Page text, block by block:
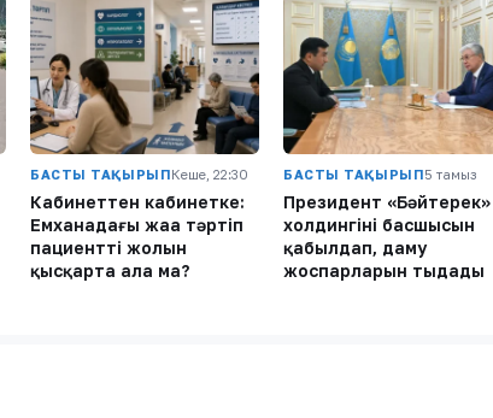
БАСТЫ ТАҚЫРЫПКеше, 22:30
Кабинеттен кабинетке:
Емханадағы жаңа тәртіп
пациенттің жолын
қысқарта ала ма?
БАСТЫ ТАҚЫРЫП5 тамыз
Президент «Бәйтерек»
холдингінің басшысын
қабылдап, даму
жоспарларын тыңдады